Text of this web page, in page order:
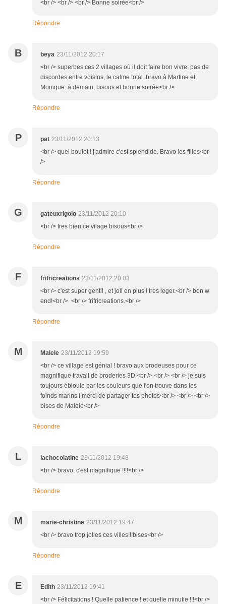
<br /> <br /> <br /> Bonne soirée<br />
Répondre
B beya 23/11/2012 20:17
<br /> superbes ces 2 villages où il doit faire bon vivre, pas de
discordes entre voisins, le calme total. bravo à Martine et
Monique. à demain, bisous et bonne soirée<br />
Répondre
P pat 23/11/2012 20:13
<br /> quel boulot ! j'admire c'est splendide. Bravo les filles<br
/>
Répondre
G gateuxrigolo 23/11/2012 20:10
<br /> tres bien ce vilage bisous<br />
Répondre
F frifricreations 23/11/2012 20:03
<br /> c'est super gentil , et joli en plus ! tres leger.<br /> bon w
end!<br /> <br /> frifricreations.<br />
Répondre
M Malele 23/11/2012 19:59
<br /> ce village est génial ! bravo aux brodeuses pour ce
magnifique travail de broderies 3D!<br /> <br /> <br /> je suis
toujours éblouie par les couleurs que l'on trouve dans les
foinds marins ! merci de partager tes photos<br /> <br /> <br />
bises de Malélé<br />
Répondre
L lachocolatine 23/11/2012 19:48
<br /> bravo, c'est magnifique !!!!<br />
Répondre
M marie-christine 23/11/2012 19:47
<br /> bravo trop jolies ces villes!!!bises<br />
Répondre
E Edith 23/11/2012 19:41
<br /> Félicitations ! Quelle patience ! et quelle minutie !!!<br />